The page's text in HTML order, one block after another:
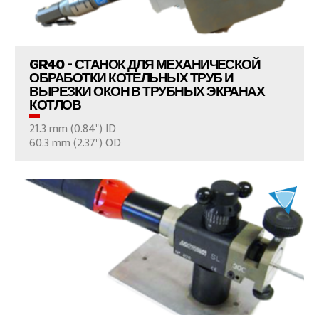
GR40 - СТАНОК ДЛЯ МЕХАНИЧЕСКОЙ
ОБРАБОТКИ КОТЕЛЬНЫХ ТРУБ И
ВЫРЕЗКИ ОКОН В ТРУБНЫХ ЭКРАНАХ
КОТЛОВ
21.3 mm (0.84") ID
60.3 mm (2.37") OD
ПРОСМОТР ПРОДУКТОВ
ПРОСМОТР ПРОДУКТОВ